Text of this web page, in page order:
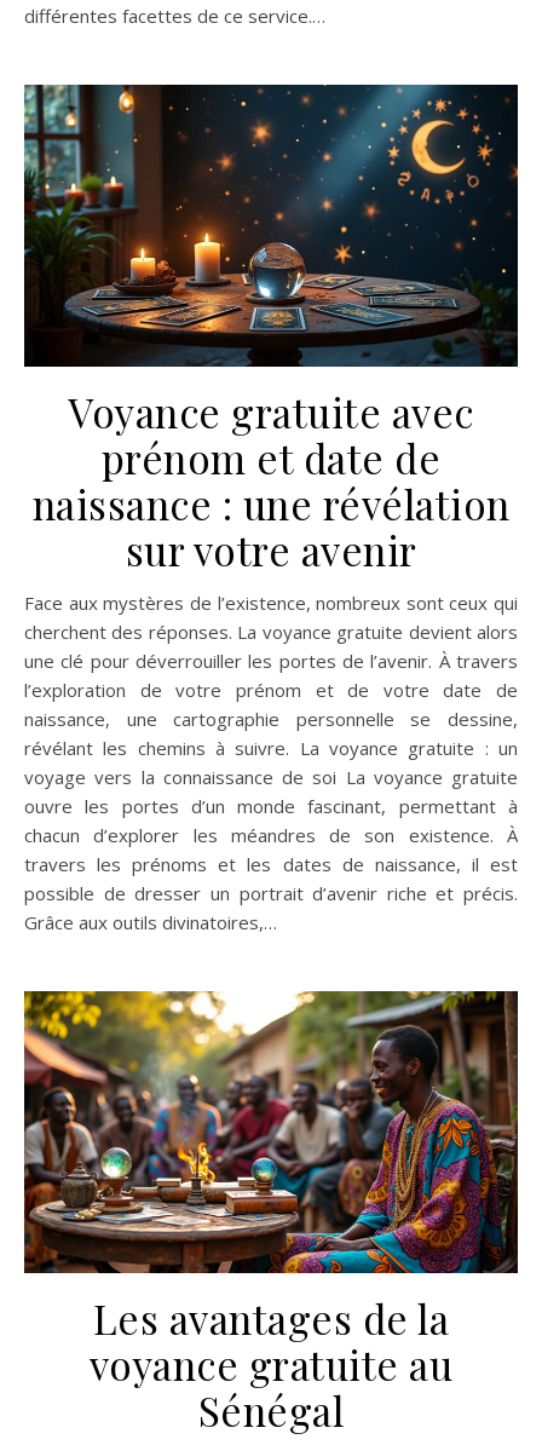
différentes facettes de ce service.…
Voyance gratuite avec
prénom et date de
naissance : une révélation
sur votre avenir
Face aux mystères de l’existence, nombreux sont ceux qui
cherchent des réponses. La voyance gratuite devient alors
une clé pour déverrouiller les portes de l’avenir. À travers
l’exploration de votre prénom et de votre date de
naissance, une cartographie personnelle se dessine,
révélant les chemins à suivre. La voyance gratuite : un
voyage vers la connaissance de soi La voyance gratuite
ouvre les portes d’un monde fascinant, permettant à
chacun d’explorer les méandres de son existence. À
travers les prénoms et les dates de naissance, il est
possible de dresser un portrait d’avenir riche et précis.
Grâce aux outils divinatoires,…
Les avantages de la
voyance gratuite au
Sénégal